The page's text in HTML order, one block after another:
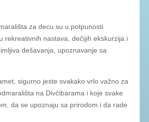
za decu su u potpunosti
rekreativnih nastava, dečijih ekskurzija i
dešavanja, upoznavanje sa
sigurno jeste svakako vrlo važno za
na Divčibarama i koje svake
da se upoznaju sa prirodom i da rade